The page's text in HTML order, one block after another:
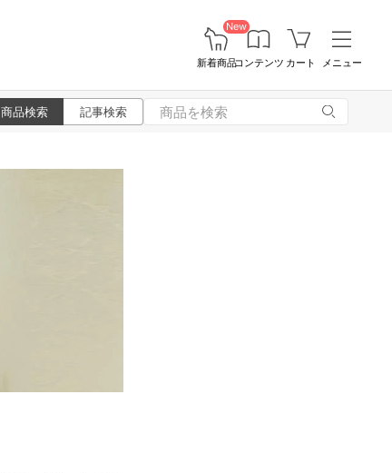
New
新着商品コンテンツ カート メニュー
商品検索 記事検索